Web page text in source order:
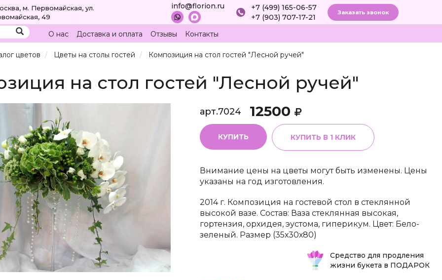
м. Первомайская, ул.
49
info@florion.ru
+7 (499) 165-06-57
+7 (903) 707-17-21
Заказать звонок
О нас Доставка и оплата Отзывы Контакты
цветов Цветы на столы гостей Композиция на стол гостей "Лесной ручей"
на стол гостей "Лесной ручей"
арт.7024 12500
КУПИТЬ КУПИТЬ В 1 КЛИК
Внимание цены на цветы могут быть изменены. Цены
указаны на год изготовления.
2014 г. Композиция на гостевой стол в стеклянной
высокой вазе. Состав: Ваза стеклянная высокая,
гортензия, орхидея, эустома, гиперикум. Цвет: Бело-
зеленый. Размер (35х30х80)
Средство для продления
жизни букета в ПОДАРОК